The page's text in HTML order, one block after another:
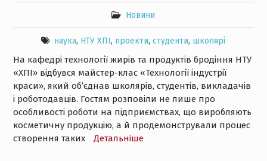
Новини
наука, НТУ ХПІ, проекти,студенти, школярі
На кафедрі технології жирів та продуктів бродіння НТУ
«ХПІ» відбувся майстер-клас «Технології індустрії
краси», який об’єднав школярів, студентів, викладачів
і роботодавців. Гостям розповіли не лише про
особливості роботи на підприємствах, що виробляють
косметичну продукцію, а й продемонстрували процес
створення таких
Детальнiше